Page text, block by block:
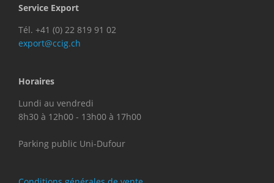
Service Export
Tél. +41 (0) 22 819 91 02
export@ccig.ch
Horaires
Lundi au vendredi
8h30 à 12h00 - 13h00 à 17h00
Parking public Uni-Dufour